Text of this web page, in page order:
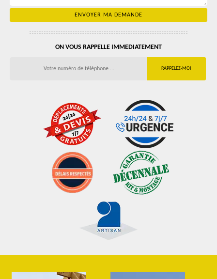
ON VOUS RAPPELLE IMMEDIATEMENT